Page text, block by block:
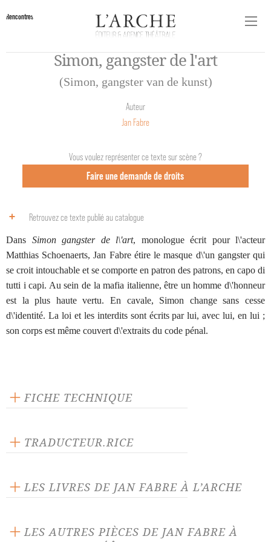
Rencontres
Simon, gangster de l'art
(Simon, gangster van de kunst)
Auteur
Jan Fabre
Vous voulez représenter ce texte sur scène ?
Faire une demande de droits
Retrouvez ce texte publié au catalogue
Dans Simon gangster de l\'art, monologue écrit pour l\'acteur
Matthias Schoenaerts, Jan Fabre étire le masque d\'un gangster qui
se croit intouchable et se comporte en patron des patrons, en capo di
tutti i capi. Au sein de la mafia italienne, être un homme d\'honneur
est la plus haute vertu. En cavale, Simon change sans cesse
d\'identité. La loi et les interdits sont écrits par lui, avec lui, en lui ;
son corps est même couvert d\'extraits du code pénal.
FICHE TECHNIQUE
Langue source : néerlandais
Nombre de personnages masculins : 1
TRADUCTEUR.RICE
LES LIVRES DE JAN FABRE À L’ARCHE
LES AUTRES PIÈCES DE JAN FABRE À